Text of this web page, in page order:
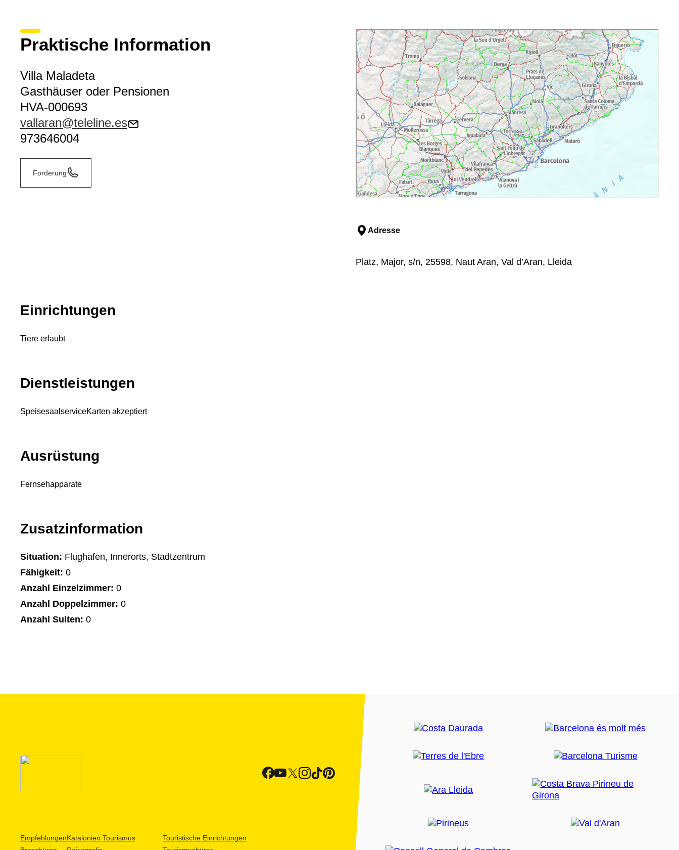
Praktische Information
Villa Maladeta
Gasthäuser oder Pensionen
HVA-000693
vallaran@teleline.es
973646004
Forderung
Adresse
Platz, Major, s/n, 25598, Naut Aran, Val d’Aran, Lleida
Einrichtungen
Tiere erlaubt
Dienstleistungen
SpeisesaalserviceKarten akzeptiert
Ausrüstung
Fernsehapparate
Zusatzinformation
Situation: Flughafen, Innerorts, Stadtzentrum
Fähigkeit: 0
Anzahl Einzelzimmer: 0
Anzahl Doppelzimmer: 0
Anzahl Suiten: 0
EmpfehlungenKatalonien Tourismus
Touristische Einrichtungen